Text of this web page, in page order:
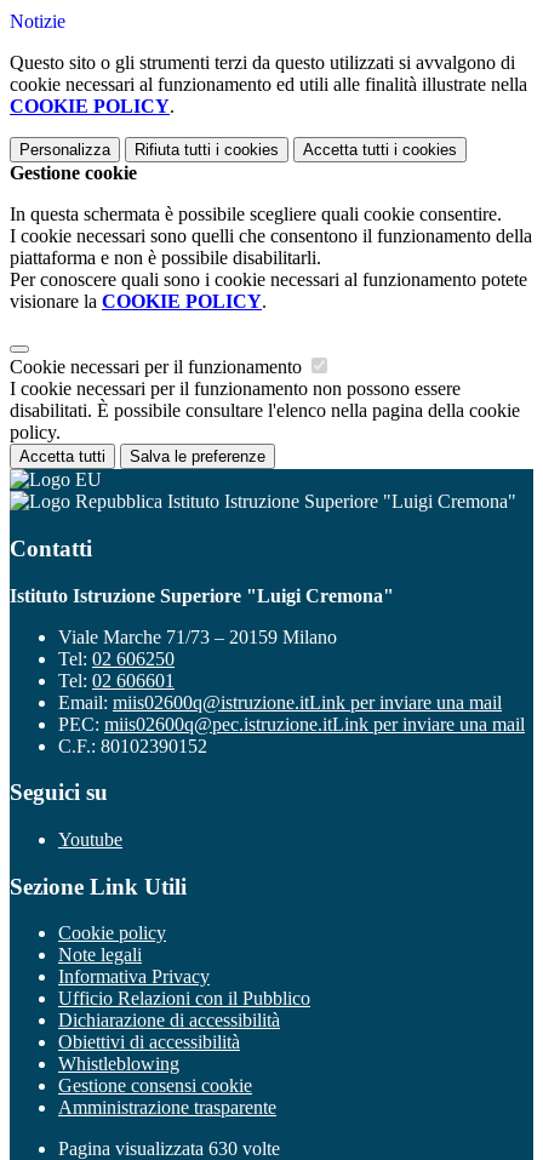
Notizie
Questo sito o gli strumenti terzi da questo utilizzati si avvalgono di
cookie necessari al funzionamento ed utili alle finalità illustrate nella
COOKIE POLICY.
Personalizza Rifiuta tutti i cookies Accetta tutti i cookies
Gestione cookie
In questa schermata è possibile scegliere quali cookie consentire.
I cookie necessari sono quelli che consentono il funzionamento della
piattaforma e non è possibile disabilitarli.
Per conoscere quali sono i cookie necessari al funzionamento potete
visionare la COOKIE POLICY.
Cookie necessari per il funzionamento
I cookie necessari per il funzionamento non possono essere
disabilitati. È possibile consultare l'elenco nella pagina della cookie
policy.
Accetta tutti Salva le preferenze
Istituto Istruzione Superiore "Luigi Cremona"
Contatti
Istituto Istruzione Superiore "Luigi Cremona"
Viale Marche 71/73 – 20159 Milano
Tel: 02 606250
Tel: 02 606601
Email: miis02600q@istruzione.itLink per inviare una mail
PEC: miis02600q@pec.istruzione.itLink per inviare una mail
C.F.: 80102390152
Seguici su
Youtube
Sezione Link Utili
Cookie policy
Note legali
Informativa Privacy
Ufficio Relazioni con il Pubblico
Dichiarazione di accessibilità
Obiettivi di accessibilità
Whistleblowing
Gestione consensi cookie
Amministrazione trasparente
Pagina visualizzata 630 volte